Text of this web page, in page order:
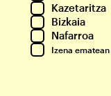
Kazetaritza
Bizkaia
Nafarroa
Izena ematean